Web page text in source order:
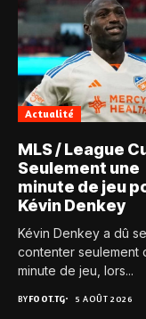
Actualité
MLS / League
Seulement une
minute de jeu
Kévin Denkey
Kévin Denkey a dû se
contenter seulement
minute de jeu, lors...
BYFOOT.TG 5 AOÛT 2026